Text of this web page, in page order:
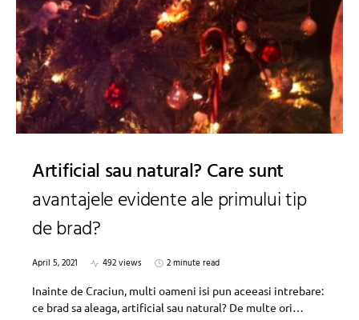
Artificial sau natural? Care sunt
avantajele evidente ale primului tip
de brad?
April 5, 2021 492 views
2 minute read
Inainte de Craciun, multi oameni isi pun aceeasi intrebare:
ce brad sa aleaga, artificial sau natural? De multe ori…